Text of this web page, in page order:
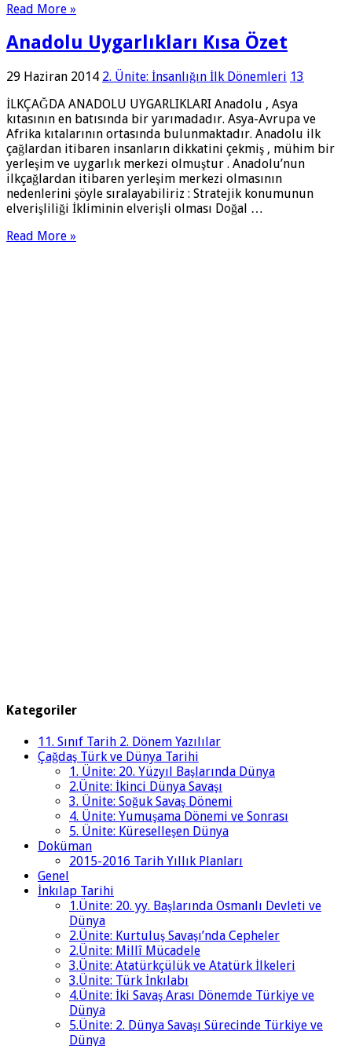
Read More »
Anadolu Uygarlıkları Kısa Özet
29 Haziran 2014 2. Ünite: İnsanlığın İlk Dönemleri 13
İLKÇAĞDA ANADOLU UYGARLIKLARI Anadolu , Asya
kıtasının en batısında bir yarımadadır. Asya-Avrupa ve
Afrika kıtalarının ortasında bulunmaktadır. Anadolu ilk
çağlardan itibaren insanların dikkatini çekmiş , mühim bir
yerleşim ve uygarlık merkezi olmuştur . Anadolu’nun
ilkçağlardan itibaren yerleşim merkezi olmasının
nedenlerini şöyle sıralayabiliriz : Stratejik konumunun
elverişliliği İkliminin elverişli olması Doğal …
Read More »
Kategoriler
11. Sınıf Tarih 2. Dönem Yazılılar
Çağdaş Türk ve Dünya Tarihi
1. Ünite: 20. Yüzyıl Başlarında Dünya
2.Ünite: İkinci Dünya Savaşı
3. Ünite: Soğuk Savaş Dönemi
4. Ünite: Yumuşama Dönemi ve Sonrası
5. Ünite: Küreselleşen Dünya
Doküman
2015-2016 Tarih Yıllık Planları
Genel
İnkılap Tarihi
1.Ünite: 20. yy. Başlarında Osmanlı Devleti ve
Dünya
2.Ünite: Kurtuluş Savaşı’nda Cepheler
2.Ünite: Millî Mücadele
3.Ünite: Atatürkçülük ve Atatürk İlkeleri
3.Ünite: Türk İnkılabı
4.Ünite: İki Savaş Arası Dönemde Türkiye ve
Dünya
5.Ünite: 2. Dünya Savaşı Sürecinde Türkiye ve
Dünya